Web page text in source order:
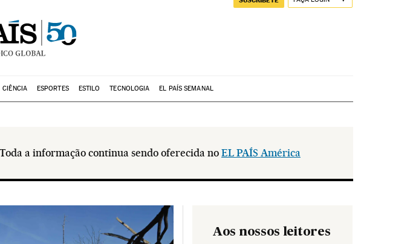
CIÊNCIA ESPORTES ESTILO TECNOLOGIA EL PAÍS SEMANAL
a informação continua sendo oferecida no EL PAÍS América
Aos nossos leitores